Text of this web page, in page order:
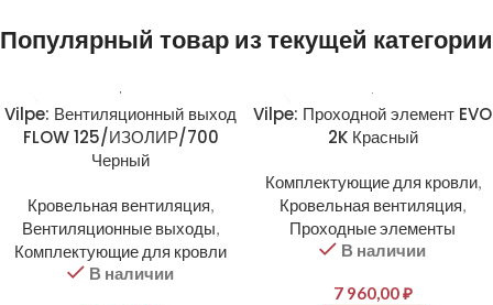
Популярный товар из текущей категории
Vilpe: Вентиляционный выход
FLOW 125/ИЗОЛИР/700
Черный
Кровельная вентиляция,
Вентиляционные выходы,
Комплектующие для кровли
В наличии
Vilpe: Проходной элемент EVO
2K Красный
Комплектующие для кровли,
Кровельная вентиляция,
Проходные элементы
В наличии
7 960,00₽